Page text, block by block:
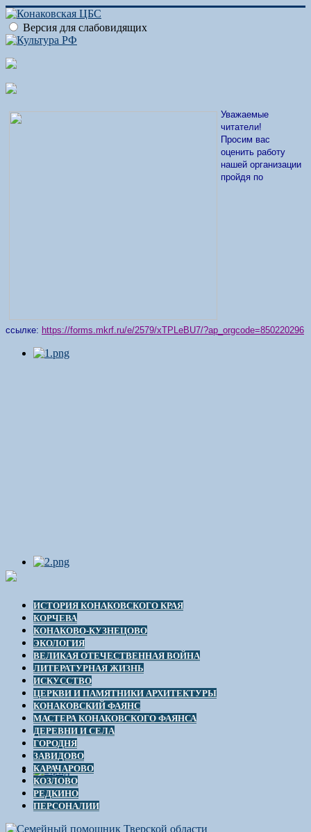
Версия для слабовидящих
Уважаемые
читатели!
Просим вас
оценить работу
нашей организации
пройдя по
ссылке: https://forms.mkrf.ru/e/2579/xTPLeBU7/?ap_orgcode=850220296
ИСТОРИЯ КОНАКОВСКОГО КРАЯ
КОРЧЕВА
КОНАКОВО-КУЗНЕЦОВО
ЭКОЛОГИЯ
ВЕЛИКАЯ ОТЕЧЕСТВЕННАЯ ВОЙНА
ЛИТЕРАТУРНАЯ ЖИЗНЬ
ИСКУССТВО
ЦЕРКВИ И ПАМЯТНИКИ АРХИТЕКТУРЫ
КОНАКОВСКИЙ ФАЯНС
МАСТЕРА КОНАКОВСКОГО ФАЯНСА
ДЕРЕВНИ И СЕЛА
ГОРОДНЯ
ЗАВИДОВО
КАРАЧАРОВО
КОЗЛОВО
РЕДКИНО
ПЕРСОНАЛИИ